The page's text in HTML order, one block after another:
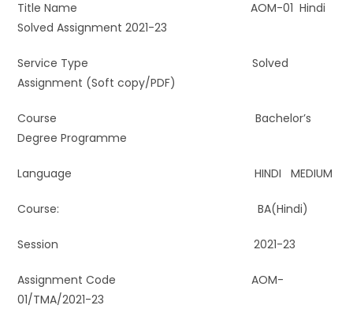
Title Name AOM-01 Hindi
Solved Assignment 2021-23
Service Type Solved
Assignment (Soft copy/PDF)
Course Bachelor’s
Degree Programme
Language HINDI MEDIUM
Course: BA(Hindi)
Session 2021-23
Assignment Code AOM-
01/TMA/2021-23